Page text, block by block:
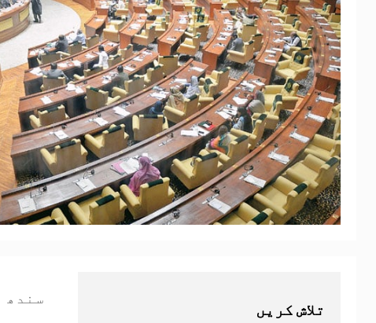
سندھ
تلاش کریں